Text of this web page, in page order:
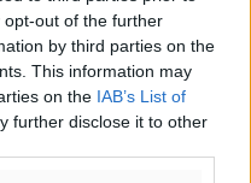
out of the further
by third parties on the
This information may
on the IAB’s List of
further disclose it to other
σε όλη την Ελλάδα
– Eισαγγελική